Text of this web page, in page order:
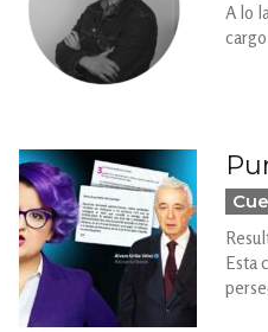
A lo
Esta